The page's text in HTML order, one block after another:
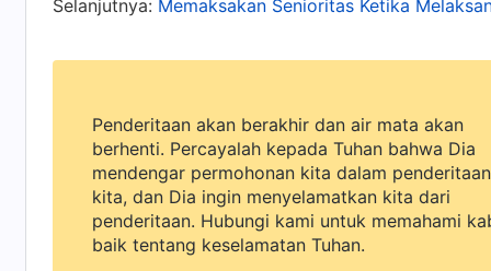
Mahakuasa
berfirman: "
Secara kasat mata,
atau rekan sekerja, tetapi pada
mendengarkan apa yang orang lain katakan,
bahkan tidak mempertimbangkan, apalagi
sama sekali tidak memperhatikan, seakan-
Selanjutnya: Memaksakan Senioritas Ketika
Penderitaan akan berakhir dan air mata akan
berhenti. Percayalah kepada Tuhan bahwa Dia
mendengar permohonan kita dalam penderitaan
kita, dan Dia ingin menyelamatkan kita dari
penderitaan. Hubungi kami untuk memahami
baik tentang keselamatan Tuhan.